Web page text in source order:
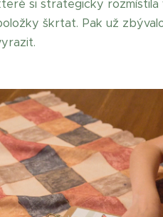
si strategicky rozmístila
škrtat. Pak už